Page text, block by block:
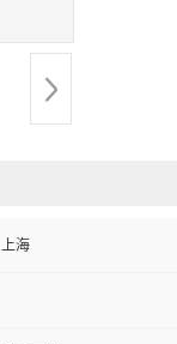
上海